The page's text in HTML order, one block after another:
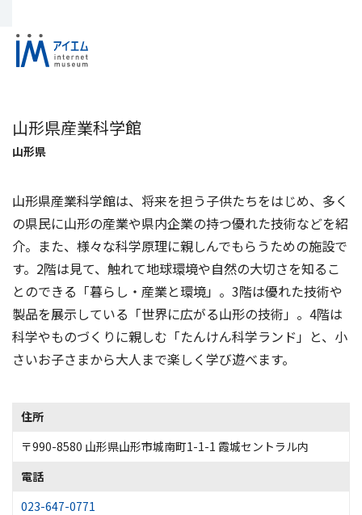
山形県産業科学館
山形県
山形県産業科学館は、将来を担う子供たちをはじめ、多く
の県民に山形の産業や県内企業の持つ優れた技術などを紹
介。また、様々な科学原理に親しんでもらうための施設で
す。2階は見て、触れて地球環境や自然の大切さを知るこ
とのできる「暮らし・産業と環境」。3階は優れた技術や
製品を展示している「世界に広がる山形の技術」。4階は
科学やものづくりに親しむ「たんけん科学ランド」と、小
さいお子さまから大人まで楽しく学び遊べます。
住所
〒990-8580 山形県山形市城南町1-1-1 霞城セントラル内
電話
023-647-0771